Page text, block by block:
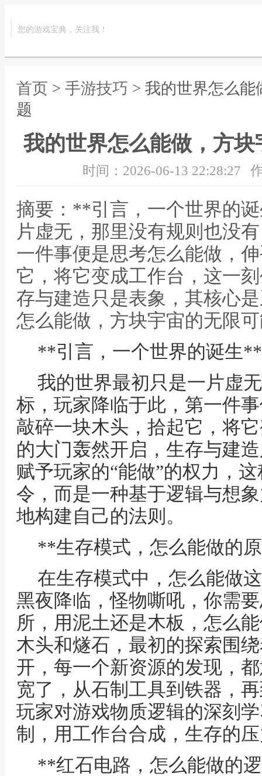
您的游戏宝典，关注我！
首页 > 手游技巧 > 我的世界怎么
题
我的世界怎么能做，方
时间：2026-06-13 22:28:27
摘要：**引言，一个世界的
片虚无，那里没有规则也没
一件事便是思考怎么能做，
它，将它变成工作台，这一
存与建造只是表象，其核心
怎么能做，方块宇宙的无限
**引言，一个世界的诞生**
我的世界最初只是一片虚
标，玩家降临于此，第一件
敲碎一块木头，拾起它，将
的大门轰然开启，生存与建
赋予玩家的“能做”的权力，
令，而是一种基于逻辑与想
地构建自己的法则。
**生存模式，怎么能做的
在生存模式中，怎么能做
黑夜降临，怪物嘶吼，你需
所，用泥土还是木板，怎么
木头和燧石，最初的探索围
开，每一个新资源的发现，
宽了，从石制工具到铁器，
玩家对游戏物质逻辑的深刻
制，用工作台合成，生存的
**红石电路，怎么能做的